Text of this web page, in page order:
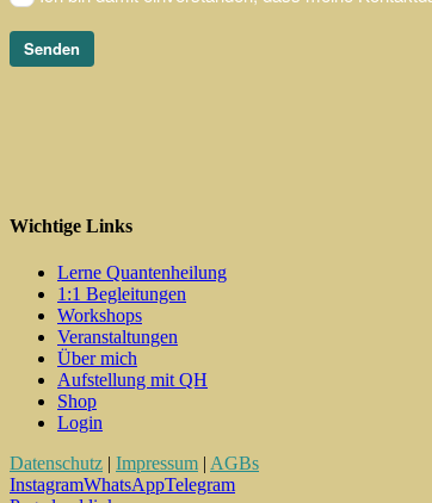
Wichtige Links
Lerne Quantenheilung
1:1 Begleitungen
Workshops
Veranstaltungen
Über mich
Aufstellung mit QH
Shop
Login
Datenschutz | Impressum | AGBs
InstagramWhatsAppTelegram